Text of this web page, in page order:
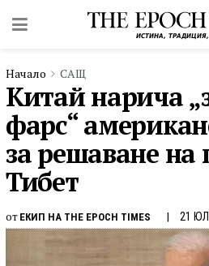
Начало САЩ
Китай нарича
фарс“
за решаване на
Тибет
от ЕКИП НА THE EPOCH TIMES 21